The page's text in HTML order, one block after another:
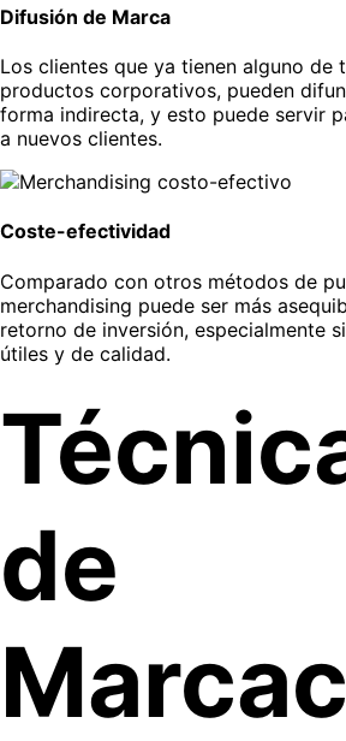
Difusión de Marca
Los clientes que ya tienen alguno de
productos corporativos, pueden
forma indirecta, y esto puede servir
a nuevos clientes.
Coste-efectividad
Comparado con otros métodos de
merchandising puede ser más
retorno de inversión, especialmente
útiles y de calidad.
de